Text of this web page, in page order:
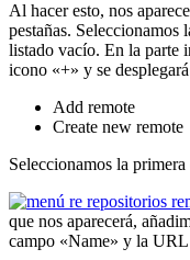
Al hacer esto, nos
pestañas. Seleccionamos
listado vacío. En la parte
icono «+» y se
Add remote
Create new remote
Seleccionamos la
que nos aparecerá,
campo «Name» y la